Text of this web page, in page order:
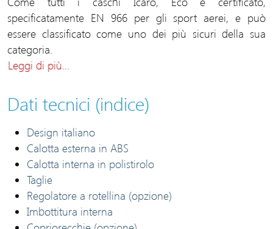
specificatamente EN 966 per gli sport aerei, e può
essere classificato come uno dei più sicuri della sua
categoria.
Leggi di più...
Dati tecnici (indice)
Design italiano
Calotta esterna in ABS
Calotta interna in polistirolo
Taglie
Regolatore a rotellina (opzione)
Imbottitura interna